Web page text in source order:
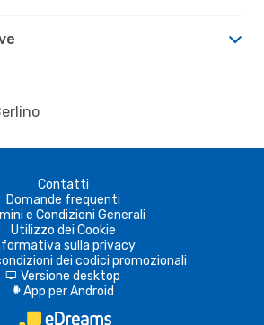
Contatti
Domande frequenti
e Condizioni Generali
Utilizzo dei Cookie
sulla privacy
dei codici promozionali
d Versione desktop
A App per Android